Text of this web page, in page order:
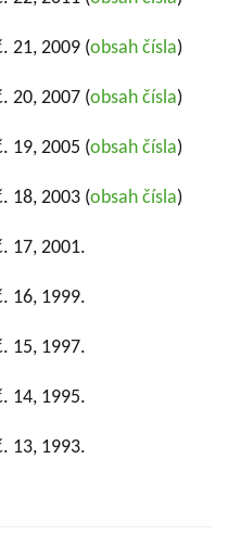
21, 2009 (obsah čísla)
20, 2007 (obsah čísla)
19, 2005 (obsah čísla)
18, 2003 (obsah čísla)
17, 2001.
16, 1999.
15, 1997.
14, 1995.
13, 1993.